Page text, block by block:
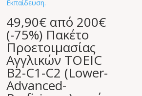
49,90€ από 200€
(-75%) Πακέτο
Προετοιμασίας
Αγγλικών TOEIC
B2-C1-C2 (Lower-
Advanced-